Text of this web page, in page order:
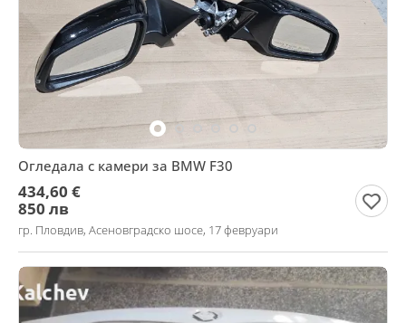
Огледала с камери за BMW F30
434,60 €
850 лв
гр. Пловдив, Асеновградско шосе, 17 февруари